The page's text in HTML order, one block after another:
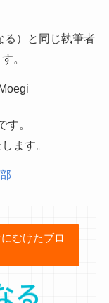
る）と同じ執筆者
。
Moegi
。
ます。
むけたブロ